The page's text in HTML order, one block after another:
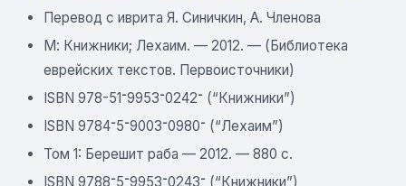
Перевод с иврита Я. Синичкин, А. Членова
М: Книжники; Лехаим. — 2012. — (Библиотека
еврейских текстов. Первоисточники)
ISBN 978-51־0242־9953־ (“Книжники”)
ISBN 9784־0980־9003־5־ (“Лехаим”)
Том 1: Берешит раба — 2012. — 880 с.
ISBN 9788־0243־9953־5־ (“Книжники”)